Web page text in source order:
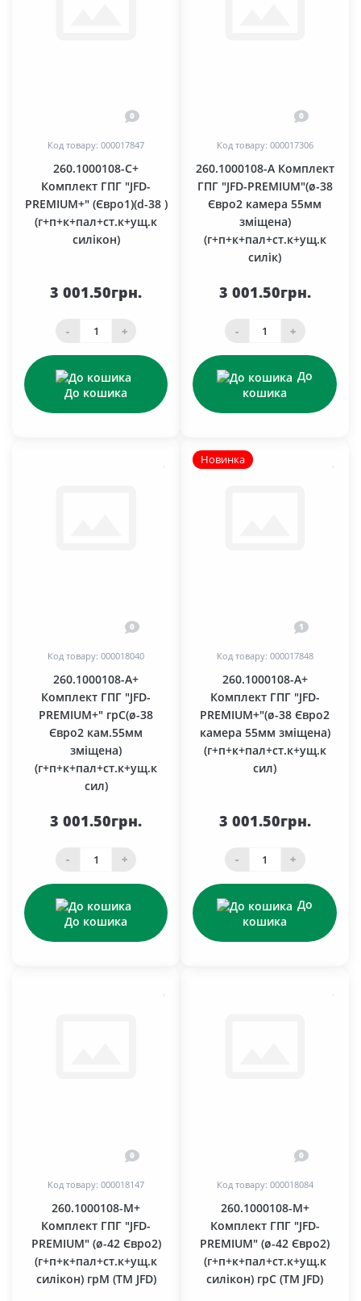
0
Код товару: 000017847
260.1000108-C+
Комплект ГПГ "JFD-
PREMIUM+" (Євро1)(d-38 )
(г+п+к+пал+ст.к+ущ.к
силікон)
3 001.50грн.
- +
До кошика
0
Код товару: 000017306
260.1000108-А Комплект
ГПГ "JFD-PREMIUM"(ø-38
Євро2 камера 55мм
зміщена)
(г+п+к+пал+ст.к+ущ.к
силік)
3 001.50грн.
- +
До
кошика
0
Код товару: 000018040
260.1000108-А+
Комплект ГПГ "JFD-
PREMIUM+" грC(ø-38
Євро2 кам.55мм
зміщена)
(г+п+к+пал+ст.к+ущ.к
сил)
3 001.50грн.
- +
До кошика
Новинка
1
Код товару: 000017848
260.1000108-А+
Комплект ГПГ "JFD-
PREMIUM+"(ø-38 Євро2
камера 55мм зміщена)
(г+п+к+пал+ст.к+ущ.к
сил)
3 001.50грн.
- +
До
кошика
0
Код товару: 000018147
260.1000108-М+
Комплект ГПГ "JFD-
PREMIUM" (ø-42 Євро2)
(г+п+к+пал+ст.к+ущ.к
силікон) грМ (ТМ JFD)
0
Код товару: 000018084
260.1000108-М+
Комплект ГПГ "JFD-
PREMIUM" (ø-42 Євро2)
(г+п+к+пал+ст.к+ущ.к
силікон) грС (ТМ JFD)